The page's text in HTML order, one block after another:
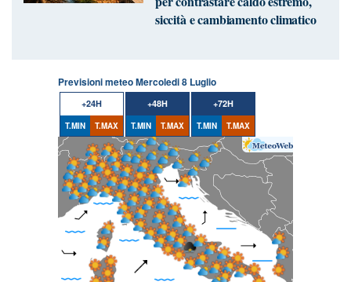
siccità e cambiamento climatico
Previsioni meteo Mercoledi 8 Luglio
+24H
T.MIN T.MAX
+48H
T.MIN T.MAX
+72H
T.MIN T.MAX